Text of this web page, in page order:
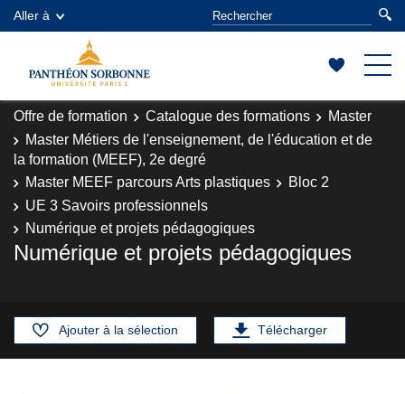
Aller à
Offre de formation Catalogue des formations
Master
Master Métiers de l'enseignement, de l'éducation et de
la formation (MEEF), 2e degré
Master MEEF parcours Arts plastiques
Bloc 2
UE 3 Savoirs professionnels
Numérique et projets pédagogiques
Numérique et projets pédagogiques
Ajouter à la sélection Télécharger